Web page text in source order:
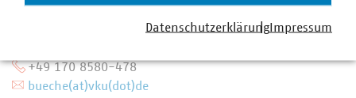
Julian Büche
+49 170 8580-478
bueche(at)vku(dot)de
DatenschutzerklärungImpressum